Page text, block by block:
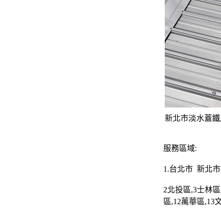
新北市淡水蓋
服務區域:
1.台北市 新北
2北投區,3士林區
區,12萬華區,13